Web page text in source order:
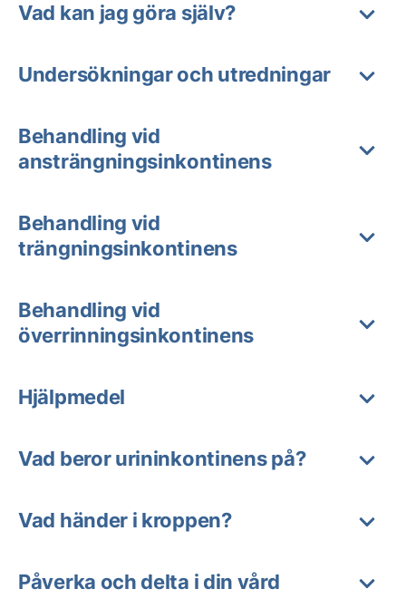
Vad kan jag göra själv?
Undersökningar och utredningar
Behandling vid
ansträngningsinkontinens
Behandling vid
trängningsinkontinens
Behandling vid
överrinningsinkontinens
Hjälpmedel
Vad beror urininkontinens på?
Vad händer i kroppen?
Påverka och delta i din vård